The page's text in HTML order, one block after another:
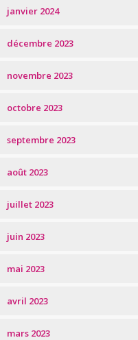
janvier 2024
décembre 2023
novembre 2023
octobre 2023
septembre 2023
août 2023
juillet 2023
juin 2023
mai 2023
avril 2023
mars 2023